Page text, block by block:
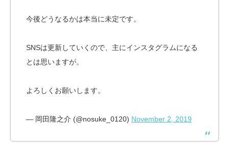
今後どうなるかは本当に未定です。
SNSは更新していくので、主にインスタグラムになる
とは思いますが。
よろしくお願いします。
— 岡田隆之介 (@nosuke_0120) November 2, 2019